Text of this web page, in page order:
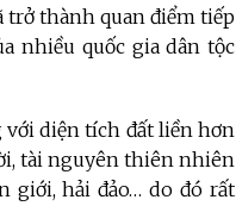
thành quan điểm tiếp
nhiều quốc gia dân tộc
với diện tích đất liền hơn
tài nguyên thiên nhiên
giới, hải đảo… do đó rất